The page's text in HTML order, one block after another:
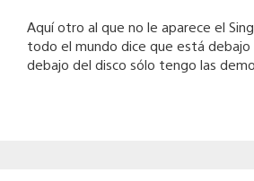
Aquí otro al que no le aparece el
todo el mundo dice que está debajo
debajo del disco sólo tengo las